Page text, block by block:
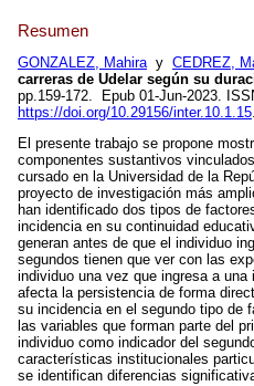
Resumen
GONZALEZ, Mahiray CEDREZ,
carreras de Udelar según su
pp.159-172. Epub 01-Jun-2023.
https://doi.org/10.29156/inter.10.1.15.
El presente trabajo se propone
componentes sustantivos
cursado en la Universidad de la
proyecto de investigación más
han identificado dos tipos de
incidencia en su continuidad
generan antes de que el individuo
segundos tienen que ver con las
individuo una vez que ingresa a
afecta la persistencia de forma
su incidencia en el segundo tipo de
las variables que forman parte del
individuo como indicador del
características institucionales
se identifican diferencias